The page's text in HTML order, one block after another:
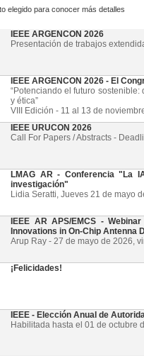
elegido para conocer más detalles
IEEE ARGENCON 2026
Presentación de trabajos
IEEE ARGENCON 2026 - El
“Potenciando el futuro
y ética”
VIII Edición - 11 al 13 de
IEEE URUCON 2026
Call For Papers / Abstracts -
LMAG AR - Conferencia "La
investigación"
Lidia Seratti, Jueves 21 de mayo
IEEE AR APS/EMCS -
Innovations in On-Chip Antenna
Arup Ray - 27 de mayo de 2026,
¡Felicidades!
IEEE - Elección Anual de
Habilitada hasta el 01 de octubre